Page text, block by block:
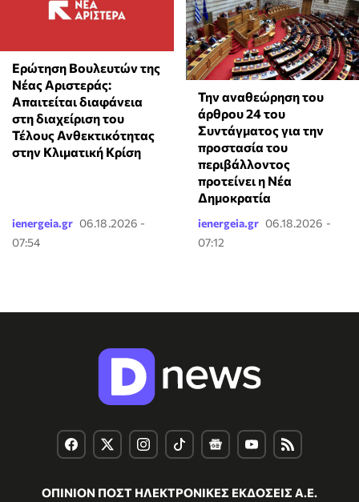
Ερώτηση Βουλευτών της
Νέας Αριστεράς:
Απαιτείται διαφάνεια
στη διαχείριση του
Τέλους Ανθεκτικότητας
στην Κλιματική Κρίση
ienergeia.gr 06.18.2026 -
07:54
Την αναθεώρηση του
άρθρου 24 του
Συντάγματος για την
προστασία του
περιβάλλοντος
προτείνει η Νέα
Δημοκρατία
ienergeia.gr 06.18.2026 -
07:12
ΟΠΙΝΙΟΝ ΠΟΣΤ ΗΛΕΚΤΡΟΝΙΚΕΣ ΕΚΔΟΣΕΙΣ Α.Ε.